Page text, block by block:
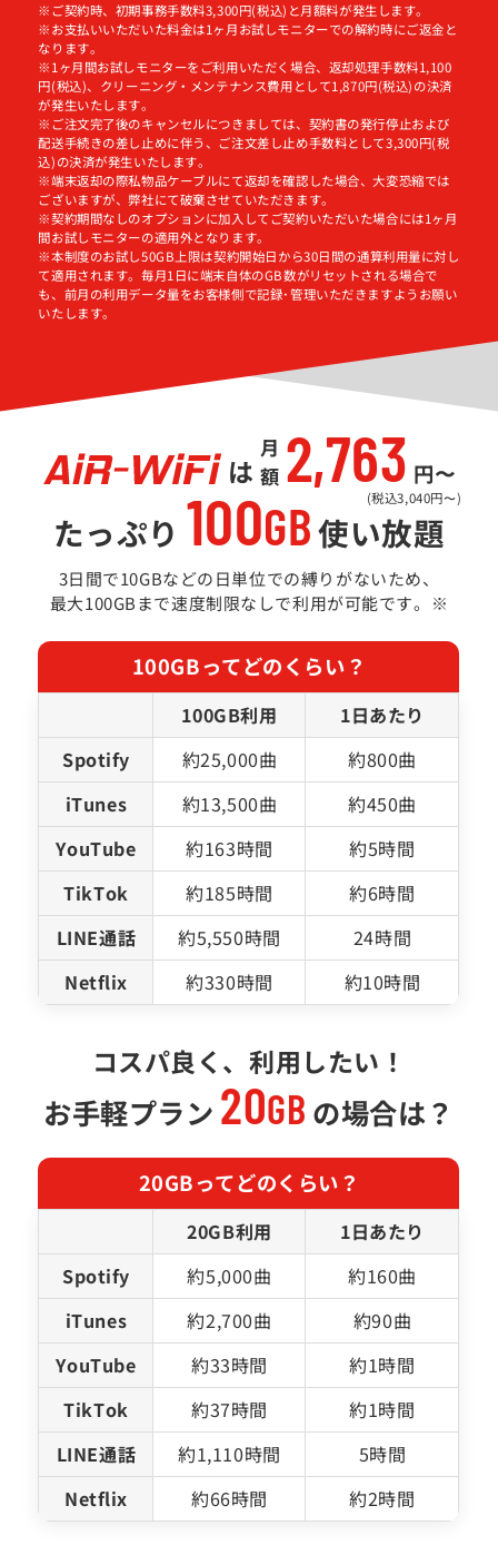
※ご契約時、初期事務手数料3,300円(税込)と月額料が発生します。
※お支払いいただいた料金は1ヶ月お試しモニターでの解約時にご返金と
なります。
※1ヶ月間お試しモニターをご利用いただく場合、返却処理手数料1,100
円(税込)、クリーニング・メンテナンス費用として1,870円(税込)の決済
が発生いたします。
※ご注文完了後のキャンセルにつきましては、契約書の発行停止および
配送手続きの差し止めに伴う、ご注文差し止め手数料として3,300円(税
込)の決済が発生いたします。
※端末返却の際私物品ケーブルにて返却を確認した場合、大変恐縮では
ございますが、弊社にて破棄させていただきます。
※契約期間なしのオプションに加入してご契約いただいた場合には1ヶ月
間お試しモニターの適用外となります。
※本制度のお試し50GB上限は契約開始日から30日間の通算利用量に対し
て適用されます。毎月1日に端末自体のGB数がリセットされる場合で
も、前月の利用データ量をお客様側で記録･管理いただきますようお願い
いたします。
は 月額2,763 円〜
(税込3,040円〜)
たっぷり 100GB使い放題
3日間で10GBなどの日単位での縛りがないため、
最大100GBまで速度制限なしで利用が可能です。※
100GBってどのくらい？
100GB利用
1日あたり
Spotify
約25,000曲
約800曲
iTunes
約13,500曲
約450曲
YouTube
約163時間
約5時間
TikTok
約185時間
約6時間
LINE通話
約5,550時間
24時間
Netflix
約330時間 約10時間
コスパ良く、利用したい！
お手軽プラン 20GB の場合は？
20GBってどのくらい？
20GB利用
1日あたり
Spotify
約5,000曲
約160曲
iTunes
約2,700曲
約90曲
YouTube
約33時間
約1時間
TikTok
約37時間
約1時間
LINE通話
約1,110時間
5時間
Netflix
約66時間 約2時間